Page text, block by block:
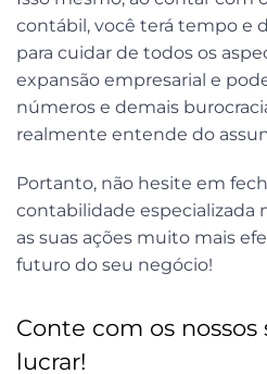
contábil, você terá tempo e
para cuidar de todos os
expansão empresarial e
números e demais
realmente entende do
Portanto, não hesite em
contabilidade especializada
as suas ações muito mais
futuro do seu negócio!
Conte com os nossos
lucrar!